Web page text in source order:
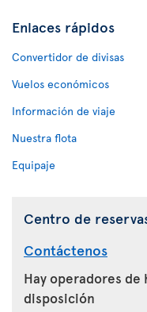
Enlaces rápidos
Convertidor de divisas
Vuelos económicos
Información de viaje
Nuestra flota
Equipaje
Centro de
Contáctenos
Hay operadores de
disposición